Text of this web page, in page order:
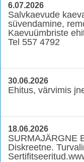
6.07.2026
Salvkaevude
süvendamine,
Kaevuümbriste
Tel 557 4792
30.06.2026
Ehitus, värvimis
18.06.2026
SURMAJÄRGNE
Diskreetne.